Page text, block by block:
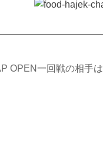
OPEN一回戦の相手は